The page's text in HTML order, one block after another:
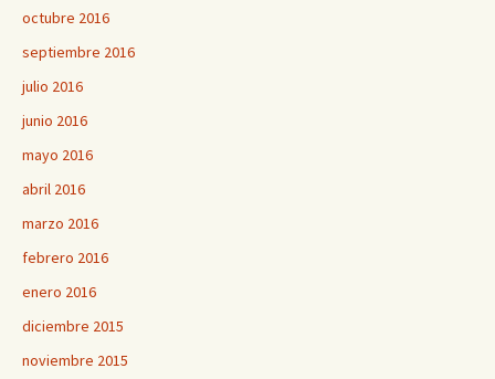
octubre 2016
septiembre 2016
julio 2016
junio 2016
mayo 2016
abril 2016
marzo 2016
febrero 2016
enero 2016
diciembre 2015
noviembre 2015